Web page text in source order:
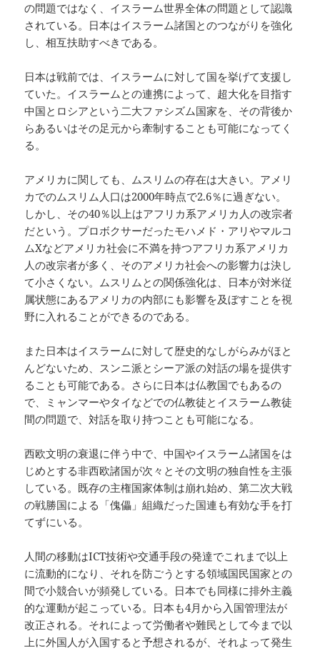
の問題ではなく、イスラーム世界全体の問題として認識
されている。日本はイスラーム諸国とのつながりを強化
し、相互扶助すべきである。
日本は戦前では、イスラームに対して国を挙げて支援し
ていた。イスラームとの連携によって、超大化を目指す
中国とロシアという二大ファシズム国家を、その背後か
らあるいはその足元から牽制することも可能になってく
る。
アメリカに関しても、ムスリムの存在は大きい。アメリ
カでのムスリム人口は2000年時点で2.6％に過ぎない。
しかし、その40％以上はアフリカ系アメリカ人の改宗者
だという。プロボクサーだったモハメド・アリやマルコ
ムXなどアメリカ社会に不満を持つアフリカ系アメリカ
人の改宗者が多く、そのアメリカ社会への影響力は決し
て小さくない。ムスリムとの関係強化は、日本が対米従
属状態にあるアメリカの内部にも影響を及ぼすことを視
野に入れることができるのである。
また日本はイスラームに対して歴史的なしがらみがほと
んどないため、スンニ派とシーア派の対話の場を提供す
ることも可能である。さらに日本は仏教国でもあるの
で、ミャンマーやタイなどでの仏教徒とイスラーム教徒
間の問題で、対話を取り持つことも可能になる。
西欧文明の衰退に伴う中で、中国やイスラーム諸国をは
じめとする非西欧諸国が次々とその文明の独自性を主張
している。既存の主権国家体制は崩れ始め、第二次大戦
の戦勝国による「傀儡」組織だった国連も有効な手を打
てずにいる。
人間の移動はICT技術や交通手段の発達でこれまで以上
に流動的になり、それを防ごうとする領域国民国家との
間で小競合いが頻発している。日本でも同様に排外主義
的な運動が起こっている。日本も4月から入国管理法が
改正される。それによって労働者や難民として今まで以
上に外国人が入国すると予想されるが、それよって発生